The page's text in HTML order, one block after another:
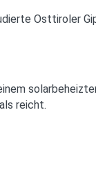
Osttiroler
reicht.